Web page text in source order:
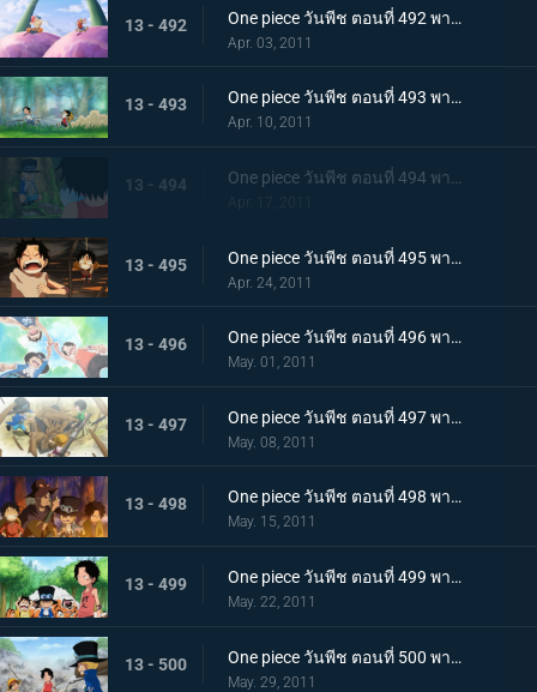
13 - 492 One piece วันพีช ตอนที่ 492 พากย์ไทย ตอนพิเศษ! ลูฟี่และโทริโกะ! เทียบท่า,เกาะนักชิม นักล่าอาหาร โทริโกะ ปรากฏตัว
Apr. 03, 2011
13 - 493 One piece วันพีช ตอนที่ 493 พากย์ไทย ลูฟี่กับเอส เรื่องราวการพบกันของพี่น้องทั้งสอง!
Apr. 10, 2011
13 - 494
Apr. 17, 2011
13 - 495 One piece วันพีช ตอนที่ 495 พากย์ไทย ฉันจะไม่หนี! การช่วยเหลืออันแน่วแน่ของเอส
Apr. 24, 2011
13 - 496 One piece วันพีช ตอนที่ 496 พากย์ไทย สักวัน! จะออกทะเล จอกสาบานของสามตัวแสบ
May. 01, 2011
13 - 497 One piece วันพีช ตอนที่ 497 พากย์ไทย บอกลากลุ่มดาดัน! สร้างฐานลับเสร็จแล้ว
May. 08, 2011
13 - 498 One piece วันพีช ตอนที่ 498 พากย์ไทย ลูฟี่ขอเป็นศิษย์!? ชายผู้เคยต่อสู้กับราชาโจรสลัด!
May. 15, 2011
13 - 499 One piece วันพีช ตอนที่ 499 พากย์ไทย ตัดสินกับเสือยักษ์! ใครกันที่จะได้เป็นกัปตัน!
May. 22, 2011
13 - 500 One piece วันพีช ตอนที่ 500 พากย์ไทย อิสระที่ถูกชิงไป! กับดักของขุนนางที่บีบคั้นสามพี่น้อง
May. 29, 2011